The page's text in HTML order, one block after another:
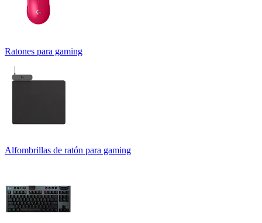
Ratones para gaming
Alfombrillas de ratón para gaming